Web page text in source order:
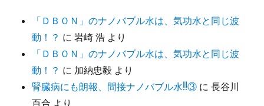
「ＤＢＯＮ」のナノバブル水は、気功水と同じ波
動！？ に岩崎 浩 より
「ＤＢＯＮ」のナノバブル水は、気功水と同じ波
動！？ に 加納忠毅 より
腎臓病にも朗報、間接ナノバブル水!!③ に長谷川
百合 より